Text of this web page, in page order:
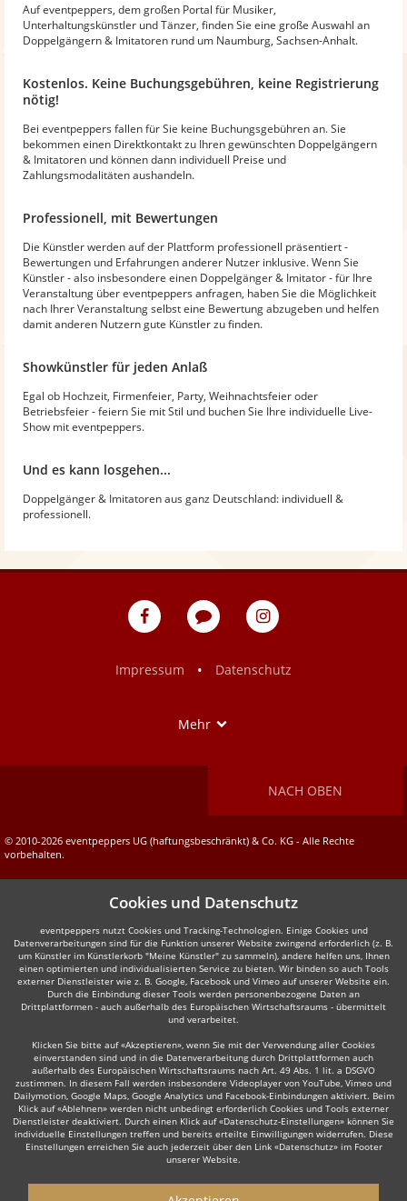
Auf eventpeppers, dem großen Portal für Musiker,
Unterhaltungskünstler und Tänzer, finden Sie eine große Auswahl an
Doppelgängern & Imitatoren rund um Naumburg, Sachsen-Anhalt.
Kostenlos. Keine Buchungsgebühren, keine Registrierung
nötig!
Bei eventpeppers fallen für Sie keine Buchungsgebühren an. Sie
bekommen einen Direktkontakt zu Ihren gewünschten Doppelgängern
& Imitatoren und können dann individuell Preise und
Zahlungsmodalitäten aushandeln.
Professionell, mit Bewertungen
Die Künstler werden auf der Plattform professionell präsentiert -
Bewertungen und Erfahrungen anderer Nutzer inklusive. Wenn Sie
Künstler - also insbesondere einen Doppelgänger & Imitator - für Ihre
Veranstaltung über eventpeppers anfragen, haben Sie die Möglichkeit
nach Ihrer Veranstaltung selbst eine Bewertung abzugeben und helfen
damit anderen Nutzern gute Künstler zu finden.
Showkünstler für jeden Anlaß
Egal ob Hochzeit, Firmenfeier, Party, Weihnachtsfeier oder
Betriebsfeier - feiern Sie mit Stil und buchen Sie Ihre individuelle Live-
Show mit eventpeppers.
Und es kann losgehen...
Doppelgänger & Imitatoren aus ganz Deutschland: individuell &
professionell.
eventpeppers
Blog
eventpeppers
Impressum
• Datenschutz
Mehr
NACH OBEN
© 2010-2026 eventpeppers UG (haftungsbeschränkt) & Co. KG - Alle Rechte
vorbehalten.
Cookies und Datenschutz
eventpeppers nutzt Cookies und Tracking-Technologien. Einige Cookies und
Datenverarbeitungen sind für die Funktion unserer Website zwingend erforderlich (z. B.
um Künstler im Künstlerkorb "Meine Künstler" zu sammeln), andere helfen uns, Ihnen
einen optimierten und individualisierten Service zu bieten. Wir binden so auch Tools
externer Dienstleister wie z. B. Google, Facebook und Vimeo auf unserer Website ein.
Durch die Einbindung dieser Tools werden personenbezogene Daten an
Drittplattformen - auch außerhalb des Europäischen Wirtschaftsraums - übermittelt
und verarbeitet.
Klicken Sie bitte auf «Akzeptieren», wenn Sie mit der Verwendung aller Cookies
einverstanden sind und in die Datenverarbeitung durch Drittplattformen auch
außerhalb des Europäischen Wirtschaftsraums nach Art. 49 Abs. 1 lit. a DSGVO
zustimmen. In diesem Fall werden insbesondere Videoplayer von YouTube, Vimeo und
Dailymotion, Google Maps, Google Analytics und Facebook-Einbindungen aktiviert. Beim
Klick auf «Ablehnen» werden nicht unbedingt erforderlich Cookies und Tools externer
Dienstleister deaktiviert. Durch einen Klick auf «Datenschutz-Einstellungen» können Sie
individuelle Einstellungen treffen und bereits erteilte Einwilligungen widerrufen. Diese
Einstellungen erreichen Sie auch jederzeit über den Link «Datenschutz» im Footer
unserer Website.